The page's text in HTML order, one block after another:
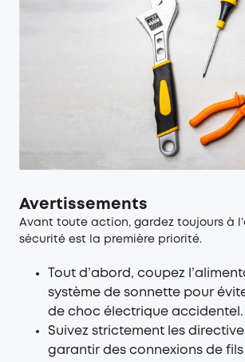
Avertissements
Avant toute action, gardez toujours à
sécurité est la première priorité.
Tout d’abord, coupez
système de sonnette pour
de choc électrique accidentel.
Suivez strictement les
garantir des connexions de